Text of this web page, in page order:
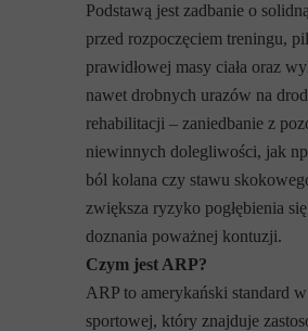
Podstawą jest zadbanie o
przed rozpoczęciem treningu,
prawidłowej masy ciała oraz
nawet drobnych urazów na
rehabilitacji – zaniedbanie z
niewinnych dolegliwości, jak
ból kolana czy stawu
zwiększa ryzyko pogłębienia
doznania poważnej kontuzji.
Czym jest ARP?
ARP to amerykański standard
sportowej, który znajduje